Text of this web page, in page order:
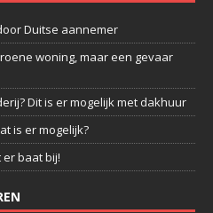
Duitse aannemer
woning, maar een gevaar
Dit is er mogelijk met dakhuur
is er mogelijk?
baat bij!